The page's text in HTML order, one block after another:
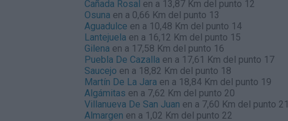
Cañada Rosal en a 13,87 Km del punto 12
Osuna en a 0,66 Km del punto 13
Aguadulce en a 10,48 Km del punto 14
Lantejuela en a 16,12 Km del punto 15
Gilena en a 17,58 Km del punto 16
Puebla De Cazalla en a 17,61 Km del punto 17
Saucejo en a 18,82 Km del punto 18
Martín De La Jara en a 18,84 Km del punto 19
Algámitas en a 7,62 Km del punto 20
Villanueva De San Juan en a 7,60 Km del punto 21
Almargen en a 1,02 Km del punto 22